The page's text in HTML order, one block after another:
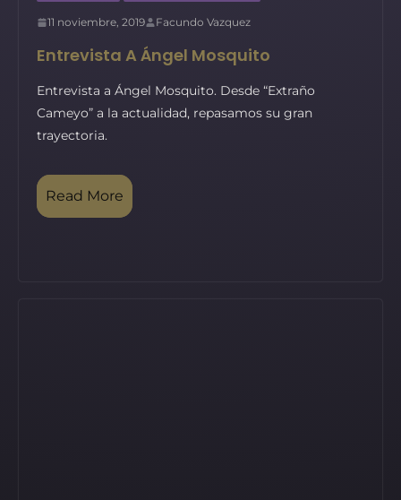
11 noviembre, 2019 Facundo Vazquez
Entrevista A Ángel Mosquito
Entrevista a Ángel Mosquito. Desde “Extraño
Cameyo” a la actualidad, repasamos su gran
trayectoria.
Read More